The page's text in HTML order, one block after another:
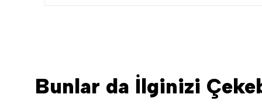
Bunlar da İlginizi